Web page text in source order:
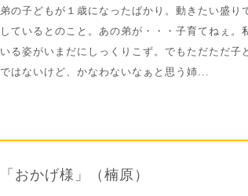
弟の子どもが１歳になったばかり。動きたい盛
しているとのこと。あの弟が・・・子育てねぇ
いる姿がいまだにしっくりこず。でもただただ
ではないけど、かなわないなぁと思う姉...
「おかげ様」（楠原）